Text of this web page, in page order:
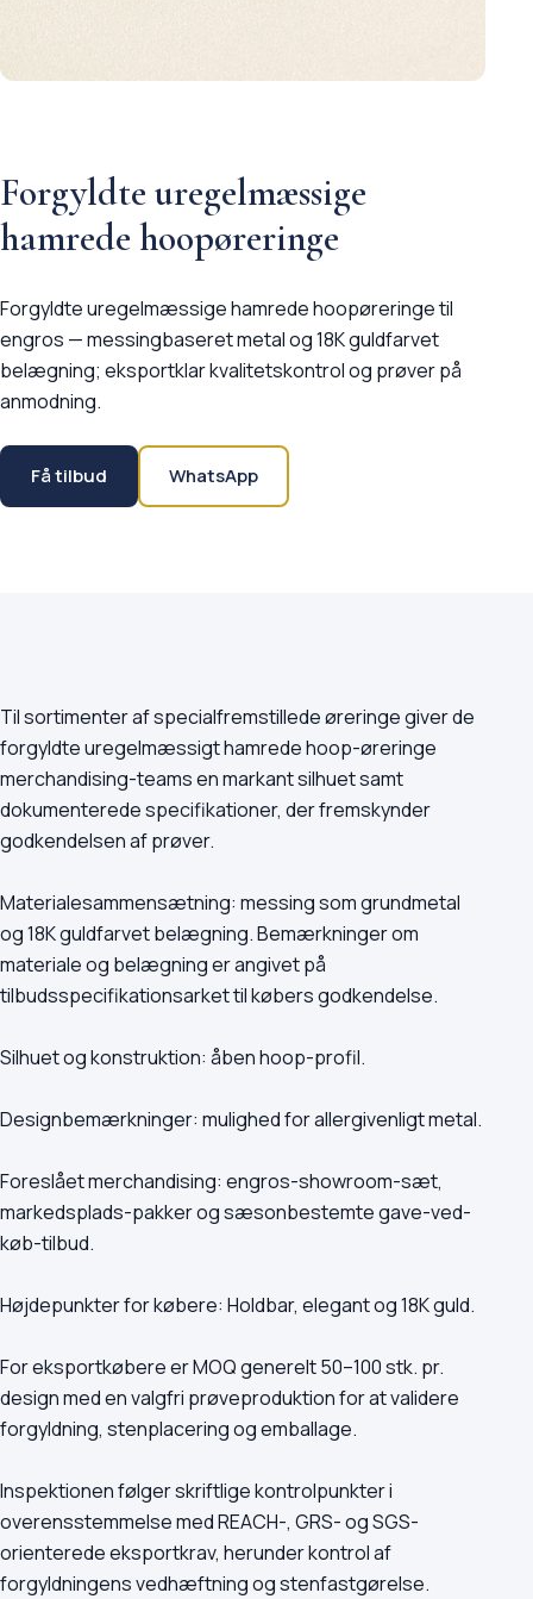
Forgyldte uregelmæssige
hamrede hoopøreringe
Forgyldte uregelmæssige hamrede hoopøreringe til
engros — messingbaseret metal og 18K guldfarvet
belægning; eksportklar kvalitetskontrol og prøver på
anmodning.
Få tilbud WhatsApp
Til sortimenter af specialfremstillede øreringe giver de
forgyldte uregelmæssigt hamrede hoop-øreringe
merchandising-teams en markant silhuet samt
dokumenterede specifikationer, der fremskynder
godkendelsen af prøver.
Materialesammensætning: messing som grundmetal
og 18K guldfarvet belægning. Bemærkninger om
materiale og belægning er angivet på
tilbudsspecifikationsarket til købers godkendelse.
Silhuet og konstruktion: åben hoop-profil.
Designbemærkninger: mulighed for allergivenligt metal.
Foreslået merchandising: engros-showroom-sæt,
markedsplads-pakker og sæsonbestemte gave-ved-
køb-tilbud.
Højdepunkter for købere: Holdbar, elegant og 18K guld.
For eksportkøbere er MOQ generelt 50–100 stk. pr.
design med en valgfri prøveproduktion for at validere
forgyldning, stenplacering og emballage.
Inspektionen følger skriftlige kontrolpunkter i
overensstemmelse med REACH-, GRS- og SGS-
orienterede eksportkrav, herunder kontrol af
forgyldningens vedhæftning og stenfastgørelse.